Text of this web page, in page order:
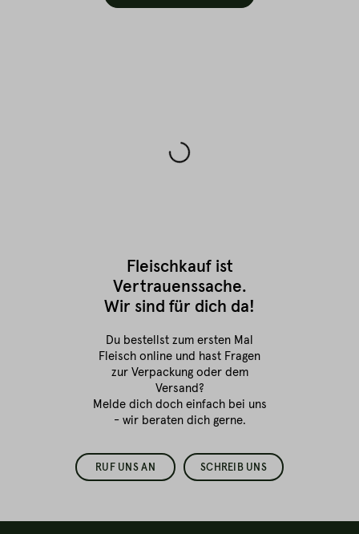
Fleischkauf ist
Vertrauenssache.
Wir sind für dich da!
Du bestellst zum ersten Mal
Fleisch online und hast Fragen
zur Verpackung oder dem
Versand?
Melde dich doch einfach bei uns
- wir beraten dich gerne.
RUF UNS AN SCHREIB UNS